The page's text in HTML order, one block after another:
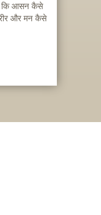
कि आसन कैसे
और मन कैसे